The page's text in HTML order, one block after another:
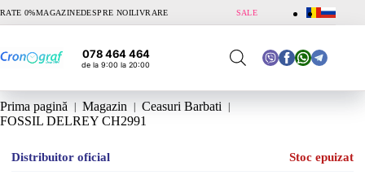
RATE 0%MAGAZINEDESPRE NOILIVRARE SALE
078 464 464
de la 9:00 la 20:00
Prima pagină Magazin
Ceasuri Barbati
FOSSIL DELREY CH2991
Distribuitor oficial Stoc epuizat